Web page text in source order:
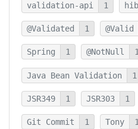
validation-api 1
@Validated 1 @Valid
Spring 1 @NotNull
Java Bean Validation 1
JSR349 1 JSR303 1
Git Commit 1 Tony 1